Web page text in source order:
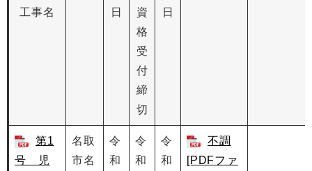
工事名
日
資
格
受
付
締
切
日
第1
号 児
名取
市名
令
和
令
和
令
和
不調
[PDFファ